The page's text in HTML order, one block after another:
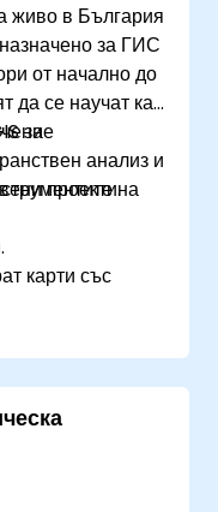
живо в България
за ГИС
от начално до
да се научат как
за
анализ и
проекти.на
карти със
с помощта